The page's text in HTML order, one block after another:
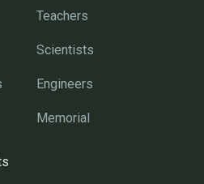
Teachers
Scientists
Engineers
Memorial